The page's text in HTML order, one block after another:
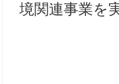
境関連事業を